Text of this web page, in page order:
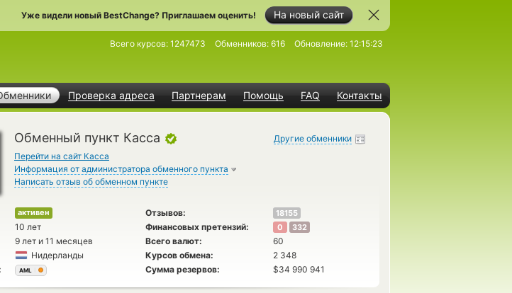
На новый сайт
Уже видели новый BestChange? Приглашаем оценить!
Проверка адреса Партнерам Помощь FAQ Контакты
Всего курсов: 1247473 Обменников: 616 Обновление: 12:15:23
Обменный пункт Касса
Перейти на сайт Касса
Информация от администратора обменного пункта
Написать отзыв об обменном пункте
Другие обменники
активен Отзывов: 18155
10 лет Финансовых претензий: 0 332
9 лет и 11 месяцев Всего валют:
60
Нидерланды Курсов обмена:
2 348
AML Сумма резервов: $34 990 941